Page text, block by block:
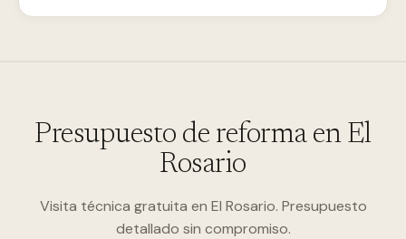
Presupuesto de reforma en El
Rosario
Visita técnica gratuita en El Rosario. Presupuesto
detallado sin compromiso.